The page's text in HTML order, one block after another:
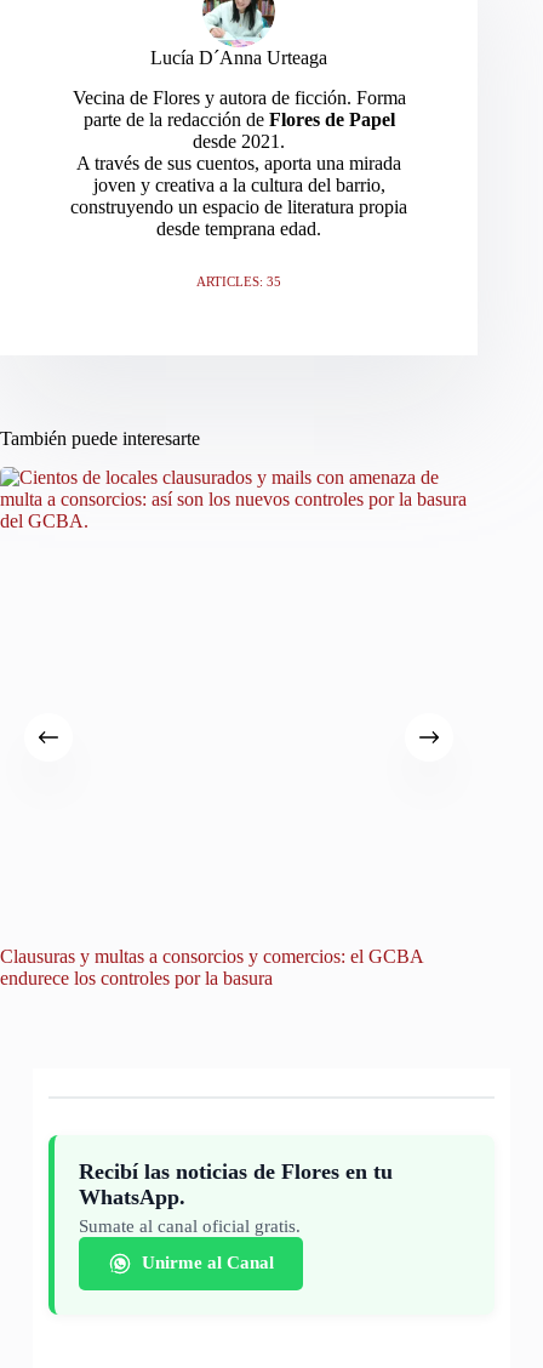
Lucía D´Anna Urteaga
Vecina de Flores y autora de ficción. Forma
parte de la redacción de Flores de Papel
desde 2021.
A través de sus cuentos, aporta una mirada
joven y creativa a la cultura del barrio,
construyendo un espacio de literatura propia
desde temprana edad.
ARTICLES: 35
También puede interesarte
Clausuras y multas a consorcios y comercios: el GCBA
endurece los controles por la basura
Recibí las noticias de Flores en tu
WhatsApp.
Sumate al canal oficial gratis.
Unirme al Canal